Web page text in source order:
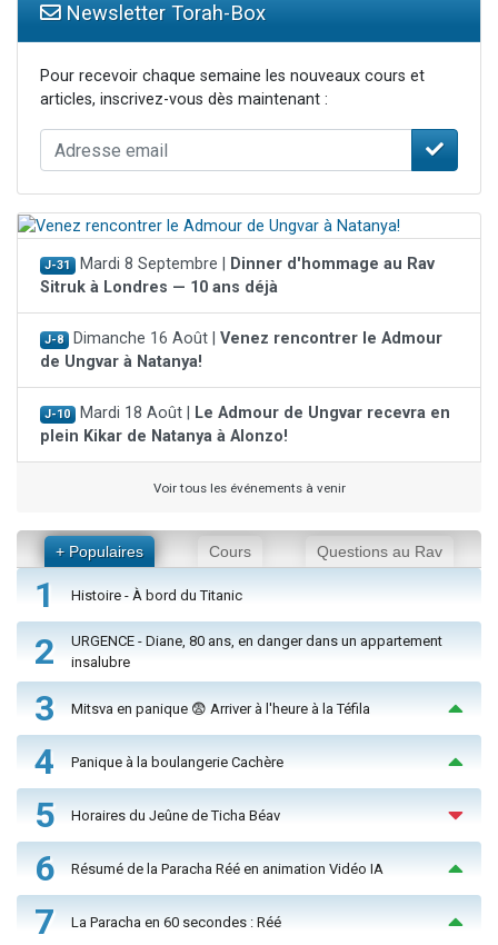
Newsletter Torah-Box
Pour recevoir chaque semaine les nouveaux cours et
articles, inscrivez-vous dès maintenant :
J-31 Mardi 8 Septembre |
Dinner d'hommage au Rav
Sitruk à Londres — 10 ans déjà
J-8 Dimanche 16 Août | Venez rencontrer le Admour
de Ungvar à Natanya!
J-10 Mardi 18 Août |
Le Admour de Ungvar recevra en
plein Kikar de Natanya à Alonzo!
Voir tous les événements à venir
+ Populaires Cours Questions au Rav
1 Histoire - À bord du Titanic
2
URGENCE - Diane, 80 ans, en danger dans un appartement
insalubre
3 Mitsva en panique 😨 Arriver à l'heure à la Téfila
4 Panique à la boulangerie Cachère
5 Horaires du Jeûne de Ticha Béav
6 Résumé de la Paracha Réé en animation Vidéo IA
7 La Paracha en 60 secondes : Réé